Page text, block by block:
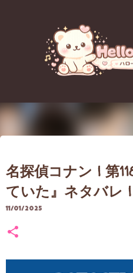
【重要なお知ら
のお詫びとブロ
し）について
名探偵コナン | 第
ていた』ネタバレ
11/01/2025